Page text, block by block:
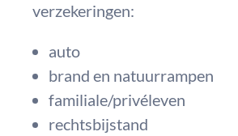
verzekeringen:
auto
brand en natuurrampen
familiale/privéleven
rechtsbijstand